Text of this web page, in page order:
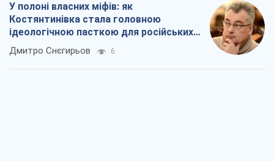
У полоні власних міфів: як
Костянтинівка стала головною
ідеологічною пасткою для російських
окупантів
Дмитро Снєгирьов 6